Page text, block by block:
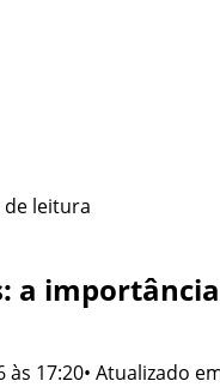
de leitura
a
às 17:20• Atualizado